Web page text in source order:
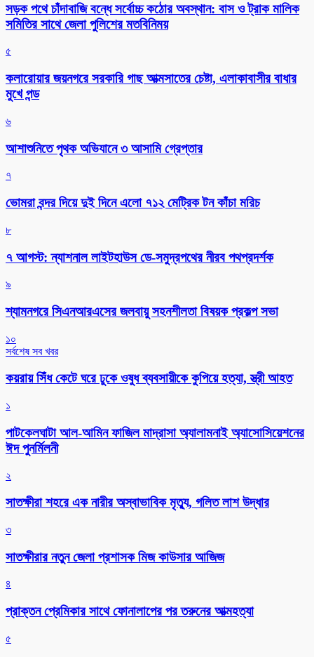
সড়ক পথে চাঁদাবাজি বন্ধে সর্বোচ্চ কঠোর অবস্থান: বাস ও ট্রাক মালিক
সমিতির সাথে জেলা পুলিশের মতবিনিময়
৫
কলারোয়ার জয়নগরে সরকারি গাছ আত্মসাতের চেষ্টা, এলাকাবাসীর বাধার
মুখে পন্ড
৬
আশাশুনিতে পৃথক অভিযানে ৩ আসামি গ্রেপ্তার
৭
ভোমরা বন্দর দিয়ে দুই দিনে এলো ৭১২ মেট্রিক টন কাঁচা মরিচ
৮
৭ আগস্ট: ন্যাশনাল লাইটহাউস ডে-সমুদ্রপথের নীরব পথপ্রদর্শক
৯
শ্যামনগরে সিএনআরএসের জলবায়ু সহনশীলতা বিষয়ক প্রকল্প সভা
১০
সর্বশেষ সব খবর
কয়রায় সিঁধ কেটে ঘরে ঢুকে ওষুধ ব্যবসায়ীকে কুপিয়ে হত্যা, স্ত্রী আহত
১
পাটকেলঘাটা আল-আমিন ফাজিল মাদ্রাসা অ্যালামনাই অ্যাসোসিয়েশনের
ঈদ পুনর্মিলনী
২
সাতক্ষীরা শহরে এক নারীর অস্বাভাবিক মৃত্যু, গলিত লাশ উদ্ধার
৩
সাতক্ষীরার নতুন জেলা প্রশাসক মিজ কাউসার আজিজ
৪
প্রাক্তন প্রেমিকার সাথে ফোনালাপের পর তরুনের আত্মহত্যা
৫